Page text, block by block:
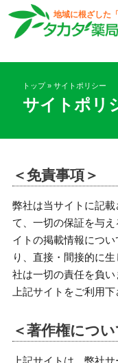
地域に根ざした
トップ» サイトポリシー
サイトポリ
＜免責事項＞
弊社は当サイトに記
て、一切の保証を与
イトの掲載情報につ
り、直接・間接的に
社は一切の責任を負
上記サイトをご利用
＜著作権につい
上記サイトは、弊社